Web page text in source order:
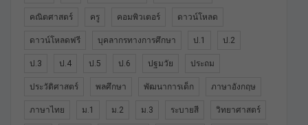
คณิตศาสตร์ ครู คอมพิวเตอร์ ดาวน์โหลด
ดาวน์โหลดฟรี บุคลากรทางการศึกษา ป.1 ป.2
ป.3 ป.4 ป.5 ป.6 ปฐมวัย ประถม
ประวัติศาสตร์ พลศึกษา พัฒนาการเด็ก ภาษาอังกฤษ
ภาษาไทย ม.1 ม.2 ม.3 ระบายสี วิทยาศาสตร์